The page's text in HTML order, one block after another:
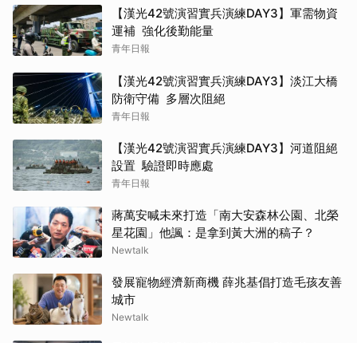
【漢光42號演習實兵演練DAY3】軍需物資
運補 強化後勤能量
青年日報
【漢光42號演習實兵演練DAY3】淡江大橋
防衛守備 多層次阻絕
青年日報
【漢光42號演習實兵演練DAY3】河道阻絕
設置 驗證即時應處
青年日報
蔣萬安喊未來打造「南大安森林公園、北榮
星花園」他諷：是拿到黃大洲的稿子？
Newtalk
發展寵物經濟新商機 薛兆基倡打造毛孩友善
城市
Newtalk